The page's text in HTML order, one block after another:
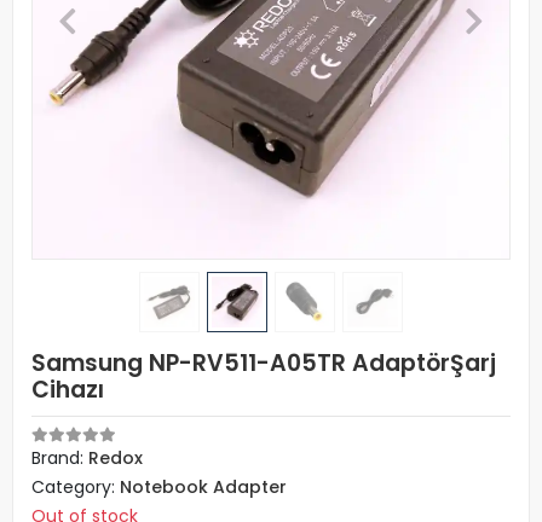
Samsung NP-RV511-A05TR AdaptörŞarj
Cihazı
Brand: Redox
Category: Notebook Adapter
Out of stock